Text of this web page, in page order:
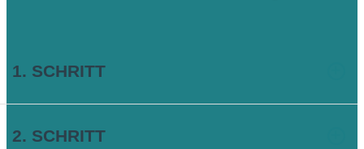
1. SCHRITT
2. SCHRITT